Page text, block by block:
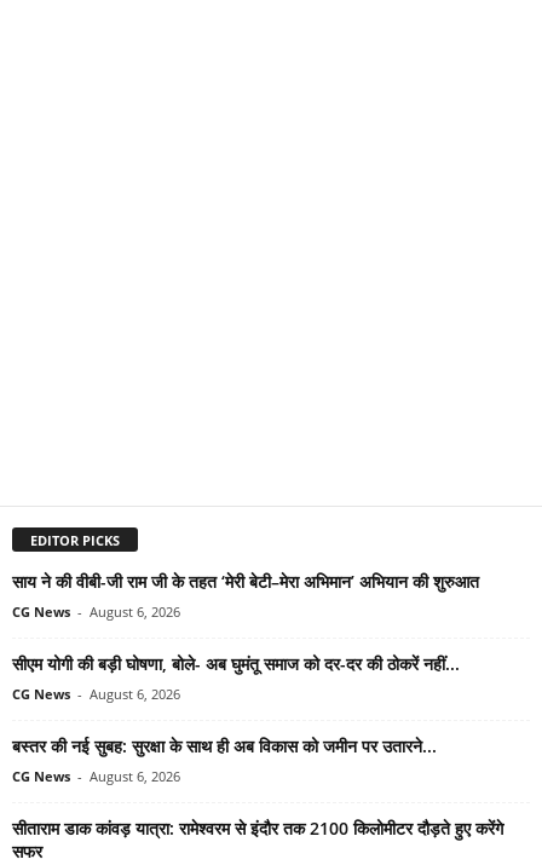
EDITOR PICKS
साय ने की वीबी-जी राम जी के तहत ‘मेरी बेटी–मेरा अभिमान’ अभियान की शुरुआत
CG News - August 6, 2026
सीएम योगी की बड़ी घोषणा, बोले- अब घुमंतू समाज को दर-दर की ठोकरें नहीं...
CG News - August 6, 2026
बस्तर की नई सुबह: सुरक्षा के साथ ही अब विकास को जमीन पर उतारने...
CG News - August 6, 2026
सीताराम डाक कांवड़ यात्रा: रामेश्वरम से इंदौर तक 2100 किलोमीटर दौड़ते हुए करेंगे
सफर